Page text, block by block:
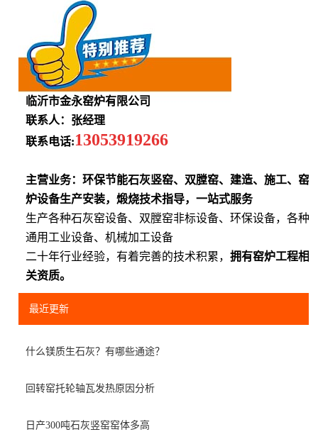
临沂市金永窑炉有限公司
联系人：张经理
联系电话:13053919266
主营业务：环保节能石灰竖窑、双膛窑、建造、施工、窑
炉设备生产安装，煅烧技术指导，一站式服务
生产各种石灰窑设备、双膛窑非标设备、环保设备，各种
通用工业设备、机械加工设备
二十年行业经验，有着完善的技术积累，拥有窑炉工程相
关资质。
最近更新
什么镁质生石灰？有哪些通途？
回转窑托轮轴瓦发热原因分析
日产300吨石灰竖窑窑体多高